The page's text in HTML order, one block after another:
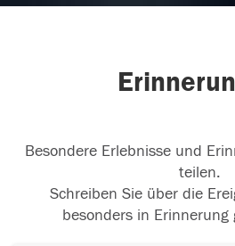
ein Platz haben. Wir
Besondere Erlebnisse und
teilen.
Schreiben Sie über die
besonders in Erinnerung